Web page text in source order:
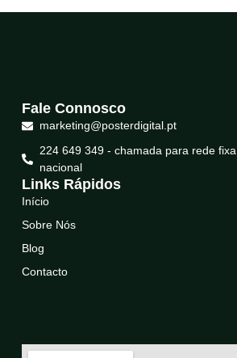
Fale Connosco
marketing@posterdigital.pt
224 649 349 - chamada para rede fixa
nacional
Links Rápidos
Início
Sobre Nós
Blog
Contacto